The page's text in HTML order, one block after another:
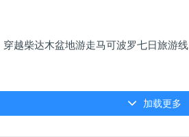
穿越柴达木盆地游走马可波罗七日旅游线
加载更多